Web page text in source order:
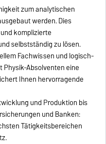
zum analytischen
werden. Dies
komplizierte
selbstständig zu lösen.
Fachwissen und logisch-
Absolventen eine
Ihnen hervorragende
und Produktion bis
und Banken:
Tätigkeitsbereichen